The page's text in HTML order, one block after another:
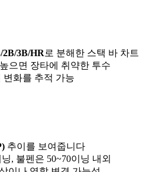
2B/3B/HR로 분해한 스택 바 차트
으면 장타에 취약한 투수
변화를 추적 가능
추이를 보여줍니다
, 불펜은 50~70이닝 내외